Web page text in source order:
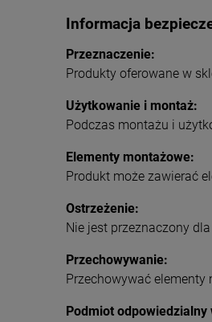
Informacja
Przeznaczenie:
Produkty oferowane w
Użytkowanie i montaż:
Podczas montażu i
Elementy montażowe:
Produkt może zawierać
Ostrzeżenie:
Nie jest przeznaczony
Przechowywanie:
Przechowywać
Podmiot odpowiedzialny